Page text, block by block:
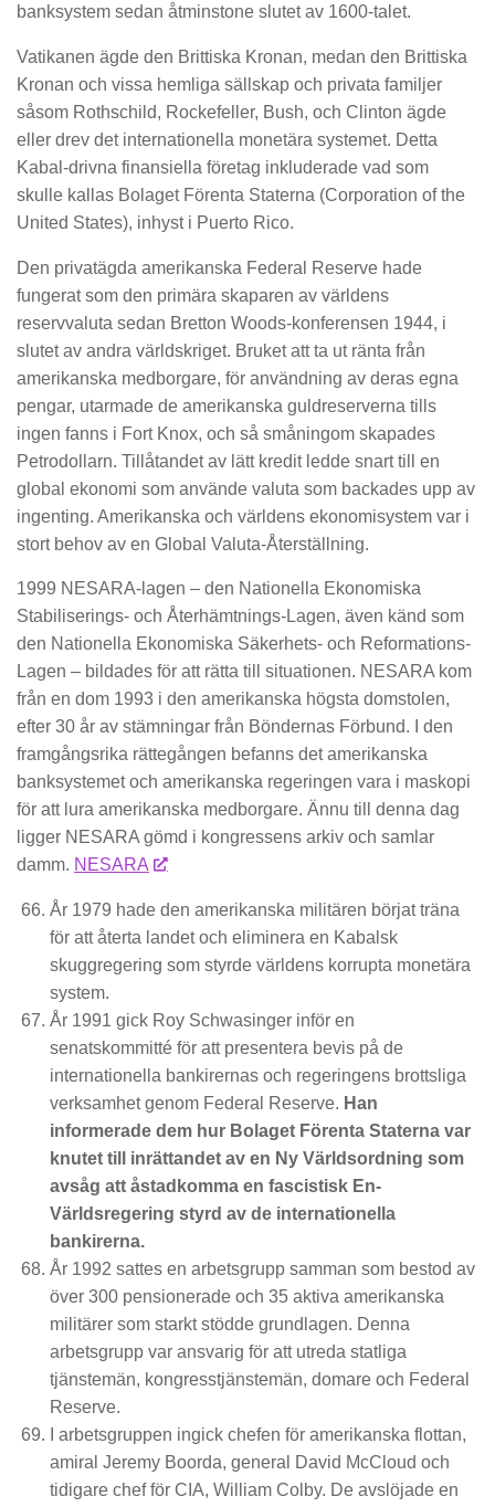
banksystem sedan åtminstone slutet av 1600-talet.
Vatikanen ägde den Brittiska Kronan, medan den Brittiska
Kronan och vissa hemliga sällskap och privata familjer
såsom Rothschild, Rockefeller, Bush, och Clinton ägde
eller drev det internationella monetära systemet. Detta
Kabal-drivna finansiella företag inkluderade vad som
skulle kallas Bolaget Förenta Staterna (Corporation of the
United States), inhyst i Puerto Rico.
Den privatägda amerikanska Federal Reserve hade
fungerat som den primära skaparen av världens
reservvaluta sedan Bretton Woods-konferensen 1944, i
slutet av andra världskriget. Bruket att ta ut ränta från
amerikanska medborgare, för användning av deras egna
pengar, utarmade de amerikanska guldreserverna tills
ingen fanns i Fort Knox, och så småningom skapades
Petrodollarn. Tillåtandet av lätt kredit ledde snart till en
global ekonomi som använde valuta som backades upp av
ingenting. Amerikanska och världens ekonomisystem var i
stort behov av en Global Valuta-Återställning.
1999 NESARA-lagen – den Nationella Ekonomiska
Stabiliserings- och Återhämtnings-Lagen, även känd som
den Nationella Ekonomiska Säkerhets- och Reformations-
Lagen – bildades för att rätta till situationen. NESARA kom
från en dom 1993 i den amerikanska högsta domstolen,
efter 30 år av stämningar från Böndernas Förbund. I den
framgångsrika rättegången befanns det amerikanska
banksystemet och amerikanska regeringen vara i maskopi
för att lura amerikanska medborgare. Ännu till denna dag
ligger NESARA gömd i kongressens arkiv och samlar
damm. NESARA
År 1979 hade den amerikanska militären börjat träna
för att återta landet och eliminera en Kabalsk
skuggregering som styrde världens korrupta monetära
system.
År 1991 gick Roy Schwasinger inför en
senatskommitté för att presentera bevis på de
internationella bankirernas och regeringens brottsliga
verksamhet genom Federal Reserve. Han
informerade dem hur Bolaget Förenta Staterna var
knutet till inrättandet av en Ny Världsordning som
avsåg att åstadkomma en fascistisk En-
Världsregering styrd av de internationella
bankirerna.
År 1992 sattes en arbetsgrupp samman som bestod av
över 300 pensionerade och 35 aktiva amerikanska
militärer som starkt stödde grundlagen. Denna
arbetsgrupp var ansvarig för att utreda statliga
tjänstemän, kongresstjänstemän, domare och Federal
Reserve.
I arbetsgruppen ingick chefen för amerikanska flottan,
amiral Jeremy Boorda, general David McCloud och
tidigare chef för CIA, William Colby. De avslöjade en